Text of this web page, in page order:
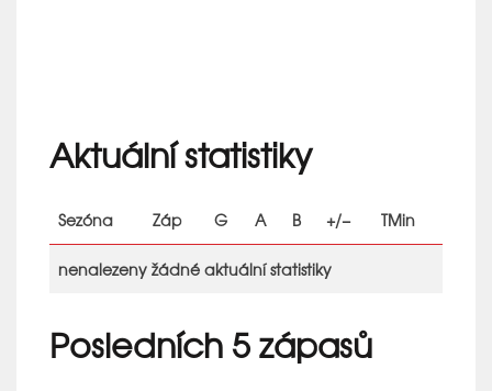
Aktuální statistiky
Sezóna Záp G A B +/− TMin
nenalezeny žádné aktuální statistiky
Posledních 5 zápasů